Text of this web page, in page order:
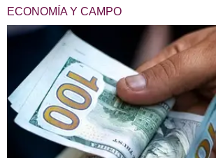
ECONOMÍA Y CAMPO